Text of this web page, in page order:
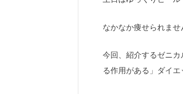
なかなか痩せられませ
今回、紹介するゼニ
る作用がある」ダイエ